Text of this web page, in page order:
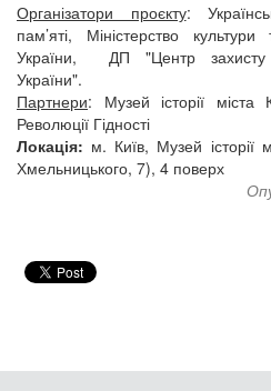
Організатори проєкту:
пам’яті, Міністерство
України, ДП "Центр захисту
України".
Партнери: Музей історії міста
Революції Гідності
Локація: м. Київ, Музей історії
Хмельницького, 7), 4 поверх